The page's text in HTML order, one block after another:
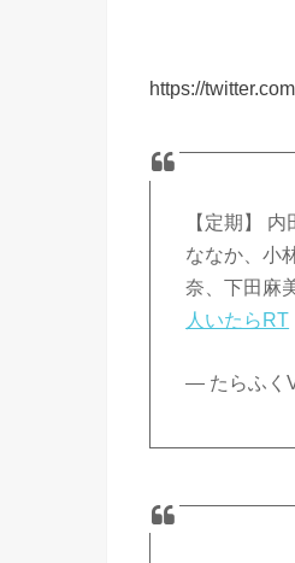
https://
【定期】
ななか、小
奈、下田麻
人いたらRT
— たらふく